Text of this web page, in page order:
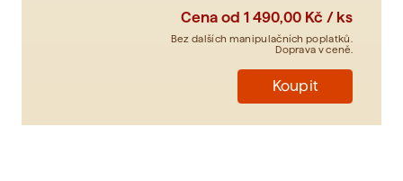
Cena od 1 490,00 Kč / ks
Bez dalších manipulačních poplatků.
Doprava v ceně.
Koupit